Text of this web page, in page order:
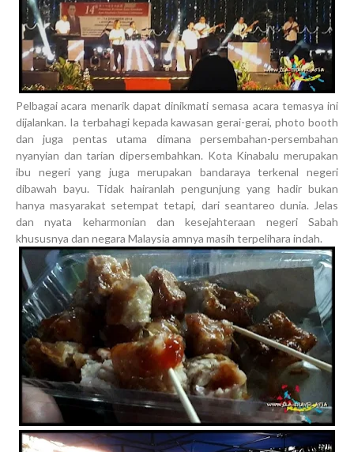
Pelbagai acara menarik dapat dinikmati semasa acara temasya ini
dijalankan. Ia terbahagi kepada kawasan gerai-gerai, photo booth
dan juga pentas utama dimana persembahan-persembahan
nyanyian dan tarian dipersembahkan. Kota Kinabalu merupakan
ibu negeri yang juga merupakan bandaraya terkenal negeri
dibawah bayu. Tidak hairanlah pengunjung yang hadir bukan
hanya masyarakat setempat tetapi, dari seantareo dunia. Jelas
dan nyata keharmonian dan kesejahteraan negeri Sabah
khususnya dan negara Malaysia amnya masih terpelihara indah.